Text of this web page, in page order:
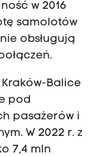
w 2016
samolotów
obsługują
Balice
pod
pasażerów i
W 2022 r. z
7,4 mln